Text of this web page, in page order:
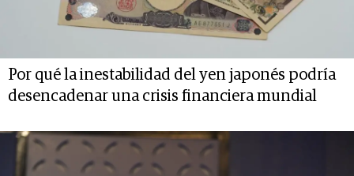
Por qué la inestabilidad del yen japonés podría
desencadenar una crisis financiera mundial